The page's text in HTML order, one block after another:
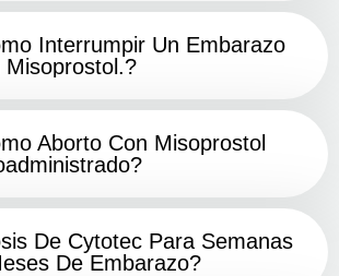
Interrumpir Un Embarazo
Misoprostol.?
Aborto Con Misoprostol
De Cytotec Para Semanas
De Embarazo?